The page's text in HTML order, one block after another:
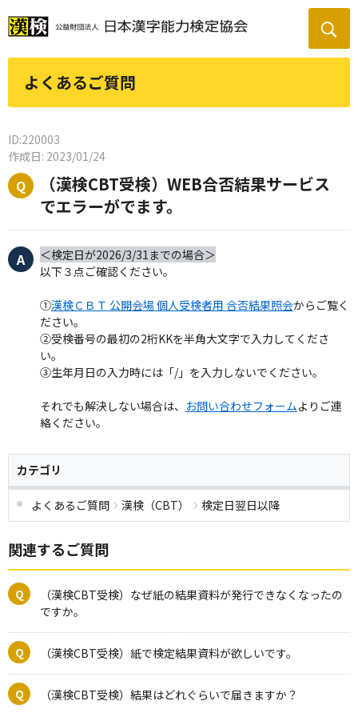
よくあるご質問
ID:220003
作成日: 2023/01/24
（漢検CBT受検）WEB合否結果サービス
でエラーがでます。
＜検定日が2026/3/31までの場合＞
以下３点ご確認ください。
①漢検ＣＢＴ 公開会場 個人受検者用 合否結果照会からご覧く
ださい。
②受検番号の最初の2桁KKを半角大文字で入力してくださ
い。
③生年月日の入力時には「/」を入力しないでください。
それでも解決しない場合は、 お問い合わせフォームよりご連
絡ください。
カテゴリ
よくあるご質問 漢検（CBT） 検定日翌日以降
関連するご質問
（漢検CBT受検）なぜ紙の結果資料が発行できなくなったの
ですか。
（漢検CBT受検）紙で検定結果資料が欲しいです。
（漢検CBT受検）結果はどれぐらいで届きますか？